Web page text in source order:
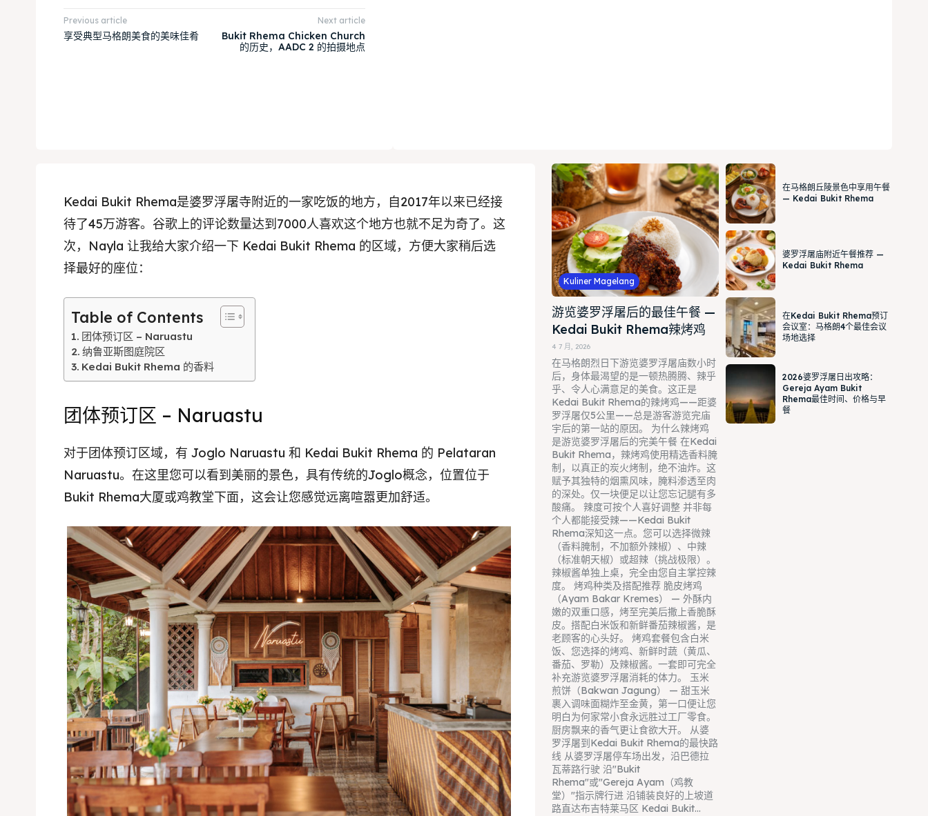
Previous article
享受典型马格朗美食的美味佳肴
Next article
Bukit Rhema Chicken Church
的历史，AADC 2 的拍摄地点
Kedai Bukit Rhema是婆罗浮屠寺附近的一家吃饭的地方，自2017年以来已经接
待了45万游客。谷歌上的评论数量达到7000人喜欢这个地方也就不足为奇了。这
次，Nayla 让我给大家介绍一下 Kedai Bukit Rhema 的区域，方便大家稍后选
择最好的座位：
Table of Contents
团体预订区 – Naruastu
纳鲁亚斯图庭院区
Kedai Bukit Rhema 的香料
团体预订区 – Naruastu
对于团体预订区域，有 Joglo Naruastu 和 Kedai Bukit Rhema 的 Pelataran
Naruastu。在这里您可以看到美丽的景色，具有传统的Joglo概念，位置位于
Bukit Rhema大厦或鸡教堂下面，这会让您感觉远离喧嚣更加舒适。
Kuliner Magelang
游览婆罗浮屠后的最佳午餐 —
Kedai Bukit Rhema辣烤鸡
4 7 月, 2026
在马格朗烈日下游览婆罗浮屠庙数小时
后，身体最渴望的是一顿热腾腾、辣乎
乎、令人心满意足的美食。这正是
Kedai Bukit Rhema的辣烤鸡——距婆
罗浮屠仅5公里——总是游客游览完庙
宇后的第一站的原因。 为什么辣烤鸡
是游览婆罗浮屠后的完美午餐 在Kedai
Bukit Rhema，辣烤鸡使用精选香料腌
制，以真正的炭火烤制，绝不油炸。这
赋予其独特的烟熏风味，腌料渗透至肉
的深处。仅一块便足以让您忘记腿有多
酸痛。 辣度可按个人喜好调整 并非每
个人都能接受辣——Kedai Bukit
Rhema深知这一点。您可以选择微辣
（香料腌制，不加额外辣椒）、中辣
（标准朝天椒）或超辣（挑战极限）。
辣椒酱单独上桌，完全由您自主掌控辣
度。 烤鸡种类及搭配推荐 脆皮烤鸡
（Ayam Bakar Kremes） — 外酥内
嫩的双重口感，烤至完美后撒上香脆酥
皮。搭配白米饭和新鲜番茄辣椒酱，是
老顾客的心头好。 烤鸡套餐包含白米
饭、您选择的烤鸡、新鲜时蔬（黄瓜、
番茄、罗勒）及辣椒酱。一套即可完全
补充游览婆罗浮屠消耗的体力。 玉米
煎饼（Bakwan Jagung） — 甜玉米
裹入调味面糊炸至金黄，第一口便让您
明白为何家常小食永远胜过工厂零食。
厨房飘来的香气更让食欲大开。 从婆
罗浮屠到Kedai Bukit Rhema的最快路
线 从婆罗浮屠停车场出发，沿巴德拉
瓦蒂路行驶 沿"Bukit
Rhema"或"Gereja Ayam（鸡教
堂）"指示牌行进 沿铺装良好的上坡道
路直达布吉特莱马区 Kedai Bukit...
在马格朗丘陵景色中享用午餐
— Kedai Bukit Rhema
婆罗浮屠庙附近午餐推荐 —
Kedai Bukit Rhema
在Kedai Bukit Rhema预订
会议室：马格朗4个最佳会议
场地选择
2026婆罗浮屠日出攻略：
Gereja Ayam Bukit
Rhema最佳时间、价格与早
餐